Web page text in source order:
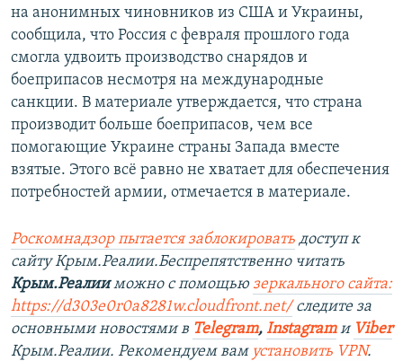
на анонимных чиновников из США и Украины,
сообщила, что Россия с февраля прошлого года
смогла удвоить производство снарядов и
боеприпасов несмотря на международные
санкции. В материале утверждается, что страна
производит больше боеприпасов, чем все
помогающие Украине страны Запада вместе
взятые. Этого всё равно не хватает для обеспечения
потребностей армии, отмечается в материале.
Роскомнадзор пытается заблокировать доступ к
сайту Крым.Реалии.Беспрепятственно читать
Крым.Реалииможно с помощью зеркального сайта:
https://d303e0r0a8281w.cloudfront.net/следите за
основными новостями в Telegram, Instagramи Viber
Крым.Реалии. Рекомендуем вам установить VPN.